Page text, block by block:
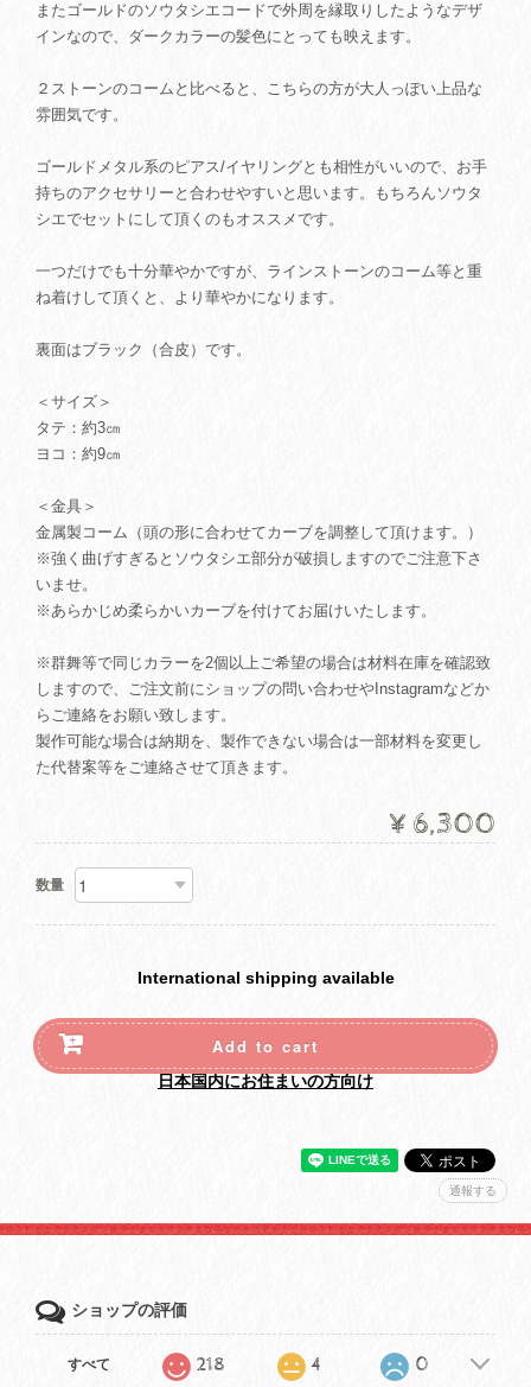
またゴールドのソウタシエコードで外周を縁取りしたようなデザ
インなので、ダークカラーの髪色にとっても映えます。
２ストーンのコームと比べると、こちらの方が大人っぽい上品な
雰囲気です。
ゴールドメタル系のピアス/イヤリングとも相性がいいので、お手
持ちのアクセサリーと合わせやすいと思います。もちろんソウタ
シエでセットにして頂くのもオススメです。
一つだけでも十分華やかですが、ラインストーンのコーム等と重
ね着けして頂くと、より華やかになります。
裏面はブラック（合皮）です。
＜サイズ＞
タテ：約3㎝
ヨコ：約9㎝
＜金具＞
金属製コーム（頭の形に合わせてカーブを調整して頂けます。）
※強く曲げすぎるとソウタシエ部分が破損しますのでご注意下さ
いませ。
※あらかじめ柔らかいカーブを付けてお届けいたします。
※群舞等で同じカラーを2個以上ご希望の場合は材料在庫を確認致
しますので、ご注文前にショップの問い合わせやInstagramなどか
らご連絡をお願い致します。
製作可能な場合は納期を、製作できない場合は一部材料を変更し
た代替案等をご連絡させて頂きます。
¥6,300
数量
International shipping available
Add to cart
日本国内にお住まいの方向け
通報する
ショップの評価
すべて 218 4 0